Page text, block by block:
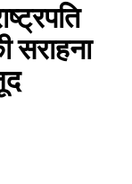
सराहना